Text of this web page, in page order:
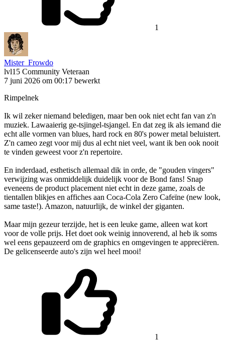
1
Mister_Frowdo
lvl15 Community Veteraan
7 juni 2026 om 00:17 bewerkt
Rimpelnek
Ik wil zeker niemand beledigen, maar ben ook niet echt fan van z'n
muziek. Lawaaierig ge-tsjingel-tsjangel. En dat zeg ik als iemand die
echt alle vormen van blues, hard rock en 80's power metal beluistert.
Z'n cameo zegt voor mij dus al echt niet veel, want ik ben ook nooit
te vinden geweest voor z'n repertoire.
En inderdaad, esthetisch allemaal dik in orde, de "gouden vingers"
verwijzing was onmiddelijk duidelijk voor de Bond fans! Snap
eveneens de product placement niet echt in deze game, zoals de
tientallen blikjes en affiches aan Coca-Cola Zero Cafeïne (new look,
same taste!). Amazon, natuurlijk, de winkel der giganten.
Maar mijn gezeur terzijde, het is een leuke game, alleen wat kort
voor de volle prijs. Het doet ook weinig innoverend, al heb ik soms
wel eens gepauzeerd om de graphics en omgevingen te appreciëren.
De gelicenseerde auto's zijn wel heel mooi!
1